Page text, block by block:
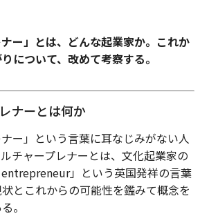
ナー」とは、どんな起業家か。これか
について、改めて考察する。
ナーとは何か
ナー」という言葉に耳なじみがない人
チャープレナーとは、文化起業家の
」という英国発祥の言葉
とこれからの可能性を鑑みて概念を
。